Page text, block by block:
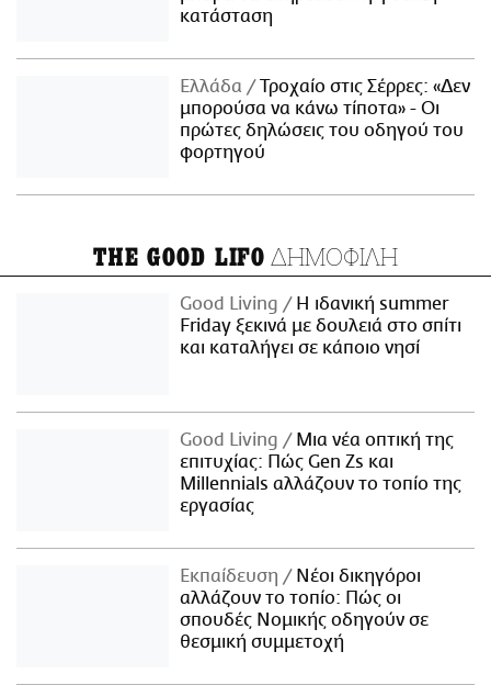
κατάσταση
Ελλάδα
Τροχαίο στις Σέρρες: «Δεν
μπορούσα να κάνω τίποτα» - Οι
πρώτες δηλώσεις του οδηγού του
φορτηγού
THE GOOD LIFO ΔΗΜΟΦΙΛΗ
Good Living
Η ιδανική summer
Friday ξεκινά με δουλειά στο σπίτι
και καταλήγει σε κάποιο νησί
Good Living
Μια νέα οπτική της
επιτυχίας: Πώς Gen Zs και
Millennials αλλάζουν το τοπίο της
εργασίας
Εκπαίδευση
Νέοι δικηγόροι
αλλάζουν το τοπίο: Πώς οι
σπουδές Νομικής οδηγούν σε
θεσμική συμμετοχή